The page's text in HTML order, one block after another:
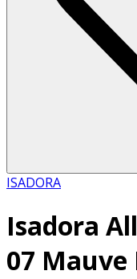
ISADORA
Isadora
07 Mauve